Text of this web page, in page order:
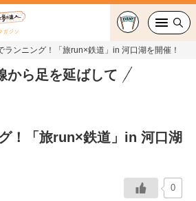
ガジン
ランニング！「旅run×鉄道」in 河口湖を開催！
から足を延ばして
！「旅run×鉄道」in 河口湖
0